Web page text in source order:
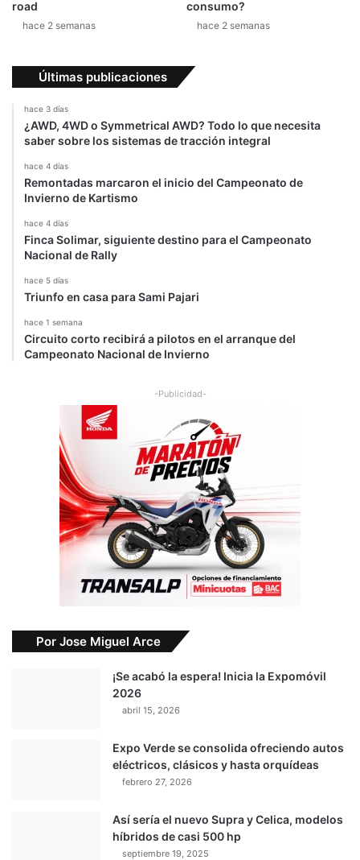
i
v
i
road
hace 2 semanas
consumo?
hace 2 semanas
Últimas publicaciones
hace 3 días
¿AWD, 4WD o Symmetrical AWD? Todo lo que necesita
saber sobre los sistemas de tracción integral
hace 4 días
Remontadas marcaron el inicio del Campeonato de
Invierno de Kartismo
hace 4 días
Finca Solimar, siguiente destino para el Campeonato
Nacional de Rally
hace 5 días
Triunfo en casa para Sami Pajari
hace 1 semana
Circuito corto recibirá a pilotos en el arranque del
Campeonato Nacional de Invierno
-Publicidad-
Por Jose Miguel Arce
¡Se acabó la espera! Inicia la Expomóvil
2026
abril 15, 2026
Expo Verde se consolida ofreciendo autos
eléctricos, clásicos y hasta orquídeas
febrero 27, 2026
Así sería el nuevo Supra y Celica, modelos
híbridos de casi 500 hp
septiembre 19, 2025